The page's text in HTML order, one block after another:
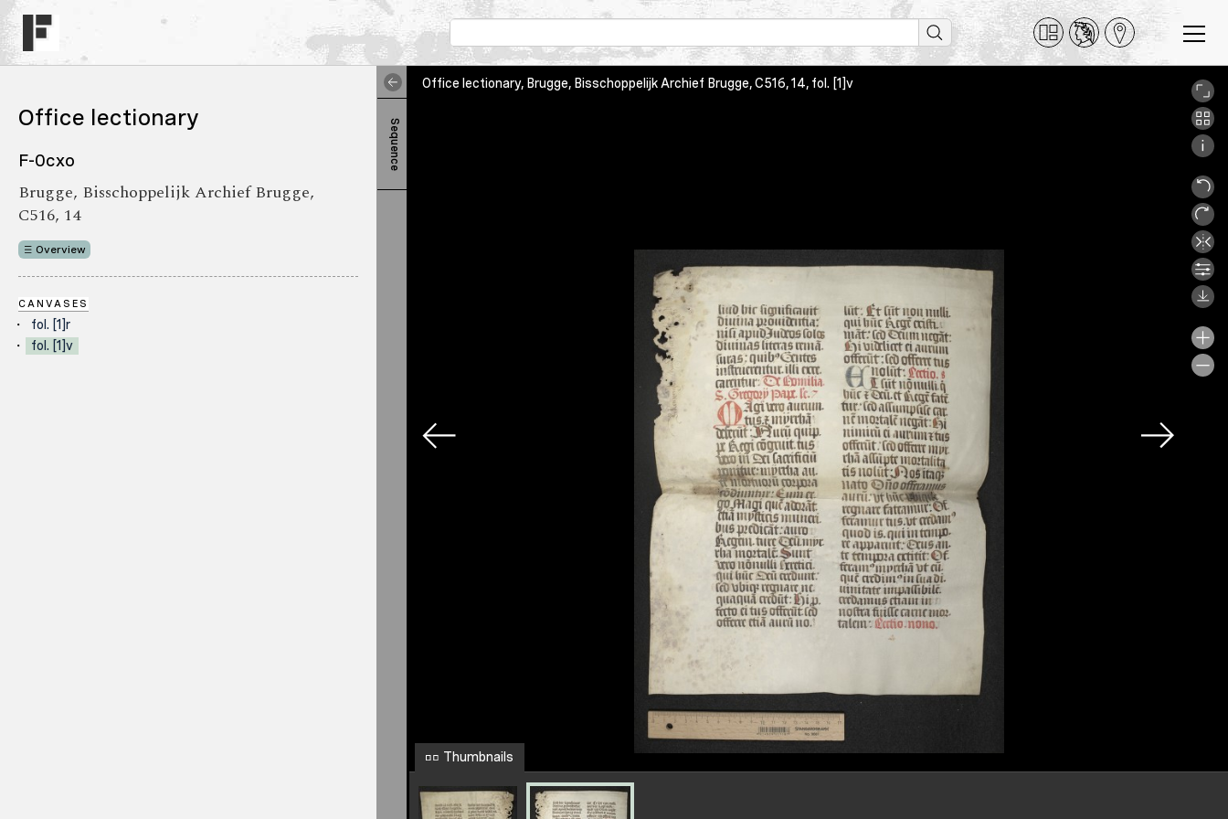
Office lectionary
F-0cxo
Brugge, Bisschoppelijk Archief Brugge,
C516, 14
Overview
CANVASES
fol. [1]r
fol. [1]v
Sequence
Office lectionary, Brugge, Bisschoppelijk Archief Brugge, C516, 14, fol. [1]v
Thumbnails